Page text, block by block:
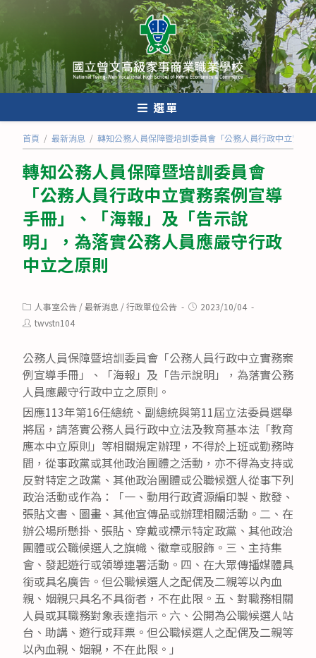
轉
至
主
要
內
選單
首頁 / 最新消息 / 轉知公務人員保障暨培訓委員會「公務人員行政中立實務
轉知公務人員保障暨培訓委員會
「公務人員行政中立實務案例宣導
手冊」、「海報」及「告示說
明」，為落實公務人員應嚴守行政
中立之原則
Post
category:
人事室公告 /最新消息 /行政單位公告
Post2023/10/04
Posttwvstn104
公務人員保障暨培訓委員會「公務人員行政中立實務案
例宣導手冊」、「海報」及「告示說明」，為落實公務
人員應嚴守行政中立之原則。
因應113年第16任總統、副總統與第11屆立法委員選舉
將屆，請落實公務人員行政中立法及教育基本法「教育
應本中立原則」等相關規定辦理，不得於上班或勤務時
間，從事政黨或其他政治團體之活動，亦不得為支持或
反對特定之政黨、其他政治團體或公職候選人從事下列
政治活動或作為：「一、動用行政資源編印製、散發、
張貼文書、圖畫、其他宣傳品或辦理相關活動。二、在
辦公場所懸掛、張貼、穿戴或標示特定政黨、其他政治
團體或公職候選人之旗幟、徽章或服飾。三、主持集
會、發起遊行或領導連署活動。四、在大眾傳播媒體具
銜或具名廣告。但公職候選人之配偶及二親等以內血
親、姻親只具名不具銜者，不在此限。五、對職務相關
人員或其職務對象表達指示。六、公開為公職候選人站
台、助講、遊行或拜票。但公職候選人之配偶及二親等
以內血親、姻親，不在此限。」